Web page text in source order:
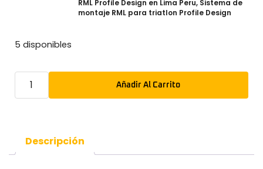
RML Profile Design en Lima Peru, Sistema de
montaje RML para triatlon Profile Design
5 disponibles
Añadir Al Carrito
Descripción